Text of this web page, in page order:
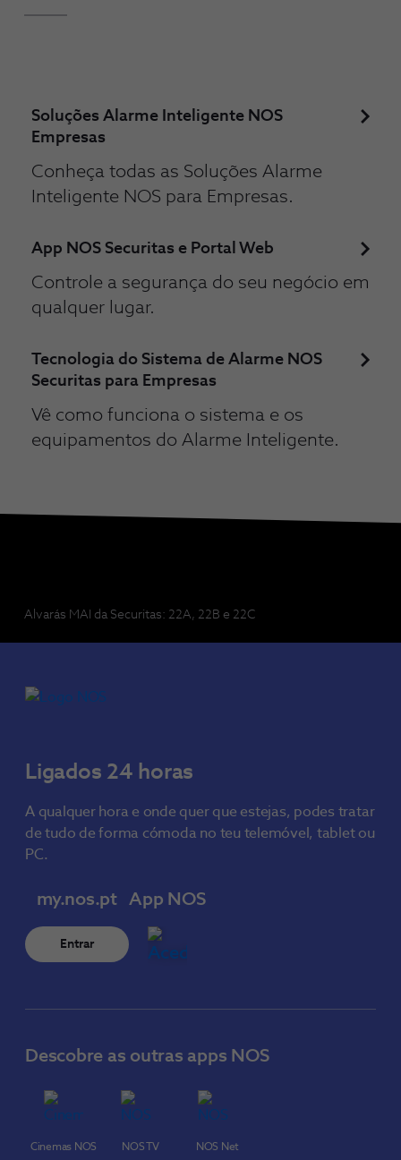
Soluções Alarme Inteligente NOS
Empresas
Conheça todas as Soluções Alarme
Inteligente NOS para Empresas.
App NOS Securitas e Portal Web
Controle a segurança do seu negócio em
qualquer lugar.
Tecnologia do Sistema de Alarme NOS
Securitas para Empresas
Vê como funciona o sistema e os
equipamentos do Alarme Inteligente.
Alvarás MAI da Securitas: 22A, 22B e 22C
Ligados 24 horas
A qualquer hora e onde quer que estejas, podes tratar
de tudo de forma cómoda no teu telemóvel, tablet ou
PC.
my.nos.pt
Entrar
App NOS
Descobre as outras apps NOS
Cinemas NOS NOS TV NOS Net